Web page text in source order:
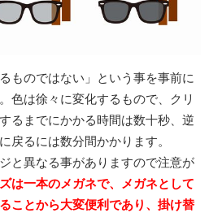
ものではない」という事を事前に
色は徐々に変化するもので、クリ
るまでにかかる時間は数十秒、逆
戻るには数分間かかります。
と異なる事がありますので注意が
は一本のメガネで、メガネとして
ことから大変便利であり、掛け替